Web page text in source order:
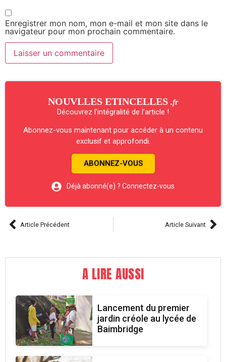
Enregistrer mon nom, mon e-mail et mon site dans le
navigateur pour mon prochain commentaire.
NOUVLLES ETINCELLES .fr
Découvrez l’intégralité de l’article !
Abonnez-vous maintenant pour accéder à un contenu
exclusif et approfondi.
ABONNEZ-VOUS
Déjà abonné(e) ? Connectez-vous
Article Précédent Article Suivant
A LIRE AUSSI
Lancement du premier
jardin créole au lycée de
Baimbridge